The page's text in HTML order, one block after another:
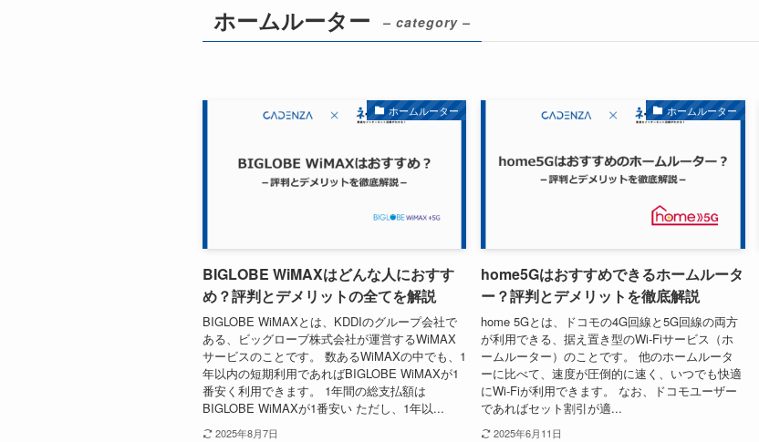
ホームルーター – category –
ホームルーター
BIGLOBE WiMAXはどんな人におすす
め？評判とデメリットの全てを解説
BIGLOBE WiMAXとは、KDDIのグループ会社で
ある、ビッグローブ株式会社が運営するWiMAX
サービスのことです。 数あるWiMAXの中でも、1
年以内の短期利用であればBIGLOBE WiMAXが1
番安く利用できます。 1年間の総支払額は
BIGLOBE WiMAXが1番安い ただし、1年以...
2025年8月7日
ホームルーター
home5Gはおすすめできるホームルータ
ー？評判とデメリットを徹底解説
home 5Gとは、ドコモの4G回線と5G回線の両方
が利用できる、据え置き型のWi-Fiサービス（ホ
ームルーター）のことです。 他のホームルータ
ーに比べて、速度が圧倒的に速く、いつでも快適
にWi-Fiが利用できます。 なお、ドコモユーザー
であればセット割引が適...
2025年6月11日